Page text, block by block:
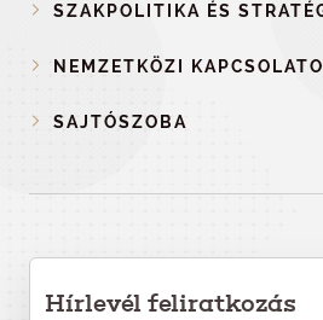
SZAKPOLITIKA ÉS
NEMZETKÖZI
SAJTÓSZOBA
Hírlevél feliratkozás